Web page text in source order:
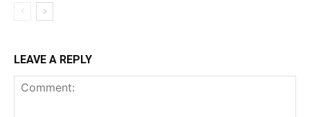
LEAVE A REPLY